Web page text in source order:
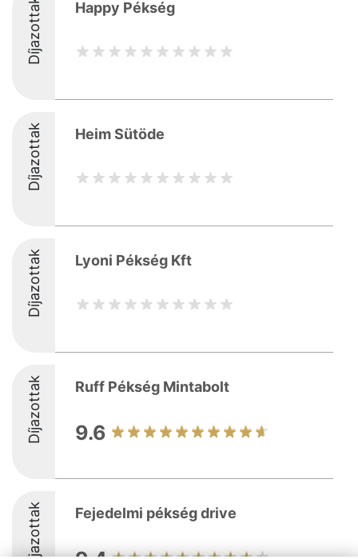
Díjazottak Happy Pékség
Díjazottak Heim Sütöde
Díjazottak Lyoni Pékség Kft
Díjazottak Ruff Pékség Mintabolt
9.6
Díjazottak Fejedelmi pékség drive